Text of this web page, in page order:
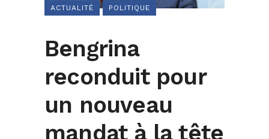
ACTUALITÉ POLITIQUE
Bengrina
reconduit pour
un nouveau
mandat à la tête